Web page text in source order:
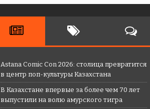
Astana Comic Con 2026: столица превратится
в центр поп-культуры Казахстана
В Казахстане впервые за более чем 70 лет
выпустили на волю амурского тигра